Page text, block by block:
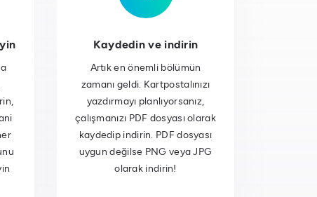
Kaydedin ve indirin
Artık en önemli bölümün
zamanı geldi. Kartpostalınızı
yazdırmayı planlıyorsanız,
çalışmanızı PDF dosyası olarak
kaydedip indirin. PDF dosyası
uygun değilse PNG veya JPG
olarak indirin!